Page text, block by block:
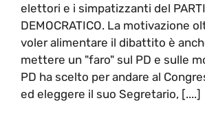
elettori e i simpatizzanti del
DEMOCRATICO. La motivazione
voler alimentare il dibattito è
mettere un "faro" sul PD e sulle
PD ha scelto per andare al
ed eleggere il suo Segretario, [....]